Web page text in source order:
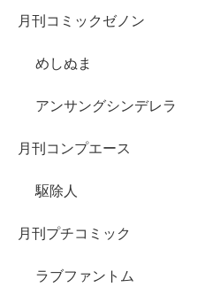
月刊コミックゼノン
めしぬま
アンサングシンデレラ
月刊コンプエース
駆除人
月刊プチコミック
ラブファントム